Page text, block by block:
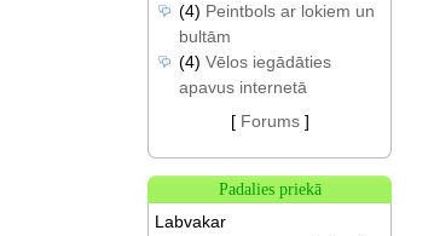
(4) Peintbols ar lokiem un
bultām
(4) Vēlos iegādāties
apavus internetā
[ Forums]
Padalies priekā
Labvakar